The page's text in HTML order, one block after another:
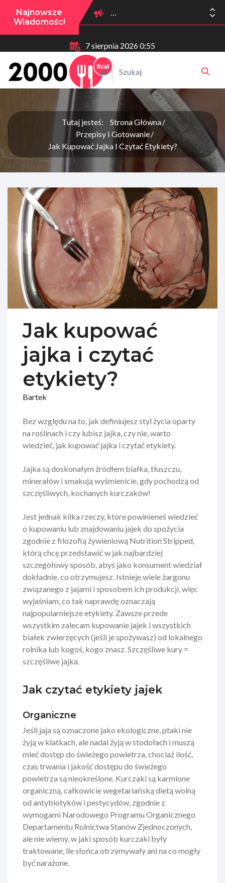
Najnowsze
Wiadomości
7 sierpnia 2026 0:55
Tutaj jesteś:
Strona Główna
Przepisy I Gotowanie
Jak Kupować Jajka I Czytać Etykiety?
Jak kupować
jajka i czytać
etykiety?
Bartek
Bez względu na to, jak definiujesz styl życia oparty
na roślinach i czy lubisz jajka, czy nie, warto
wiedzieć, jak kupować jajka i czytać etykiety.
Jajka są doskonałym źródłem białka, tłuszczu,
minerałów i smakują wyśmienicie, gdy pochodzą od
szczęśliwych, kochanych kurczaków!
Jest jednak kilka rzeczy, które powinieneś wiedzieć
o kupowaniu lub znajdowaniu jajek do spożycia
zgodnie z filozofią żywieniową Nutrition Stripped,
którą chcę przedstawić w jak najbardziej
szczegółowy sposób, abyś jako konsument wiedział
dokładnie, co otrzymujesz. Istnieje wiele żargonu
związanego z jajami i sposobem ich produkcji, więc
wyjaśniam, co tak naprawdę oznaczają
najpopularniejsze etykiety. Zawsze przede
wszystkim zalecam kupowanie jajek i wszystkich
białek zwierzęcych (jeśli je spożywasz) od lokalnego
rolnika lub kogoś, kogo znasz. Szczęśliwe kury =
szczęśliwe jajka.
Jak czytać etykiety jajek
Organiczne
Jeśli jaja są oznaczone jako ekologiczne, ptaki nie
żyją w klatkach, ale nadal żyją w stodołach i muszą
mieć dostęp do świeżego powietrza, chociaż ilość,
czas trwania i jakość dostępu do świeżego
powietrza są nieokreślone. Kurczaki są karmione
organiczną, całkowicie wegetariańską dietą wolną
od antybiotyków i pestycydów, zgodnie z
wymogami Narodowego Programu Organicznego
Departamentu Rolnictwa Stanów Zjednoczonych,
ale nie wiemy, w jaki sposób kurczaki były
traktowane, ile słońca otrzymywały ani na co mogły
być narażone.